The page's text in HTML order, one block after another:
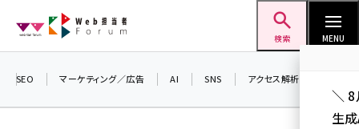
ン
検索 MENU
SEO マーケティング／広告 AI SNS アクセス解析／データ分析
＼ 8
生